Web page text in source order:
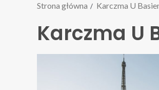
Strona główna Karczma U
Karczma U